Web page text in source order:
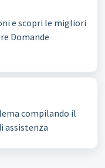
e scopri le migliori
Domande
compilando il
assistenza